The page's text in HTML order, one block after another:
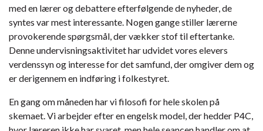
med en lærer og debattere efterfølgende de nyheder, de
syntes var mest interessante. Nogen gange stiller lærerne
provokerende spørgsmål, der vækker stof til eftertanke.
Denne undervisningsaktivitet har udvidet vores elevers
verdenssyn og interesse for det samfund, der omgiver dem og
er derigennem en indføring i folkestyret.
En gang om måneden har vi filosofi for hele skolen på
skemaet. Vi arbejder efter en engelsk model, der hedder P4C,